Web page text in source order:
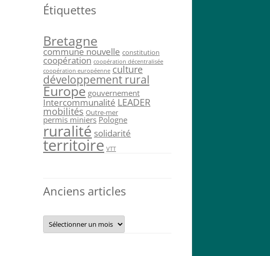
Étiquettes
Bretagne
commune nouvelle constitution
coopération coopération décentralisée
coopération européenne culture
développement rural
Europe gouvernement
Intercommunalité LEADER
mobilités Outre-mer
permis miniers Pologne
ruralité solidarité
territoire VTT
Anciens articles
Anciens
articles